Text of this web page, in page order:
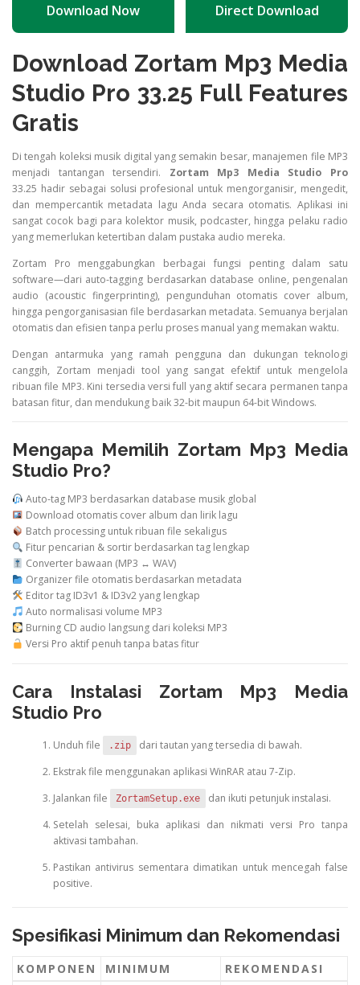
Download Now Direct Download
Download Zortam Mp3 Media
Studio Pro 33.25 Full Features
Gratis
Ditengah koleksi musik digitalyang semakin besar, manajemen file MP3
menjadi tantangantersendiri. Zortam Mp3 Media Studio Pro
33.25 hadir sebagai solusi profesional untuk mengorganisir, mengedit,
dan mempercantik metadata lagu Anda secara otomatis. Aplikasi ini
sangat cocok bagi para kolektor musik, podcaster, hingga pelaku radio
yang memerlukan ketertiban dalam pustaka audio mereka.
Zortam Pro menggabungkan berbagai fungsi penting dalam satu
software—dari auto-tagging berdasarkan database online, pengenalan
audio (acoustic fingerprinting), pengunduhan otomatis cover album,
hingga pengorganisasian file berdasarkan metadata. Semuanya berjalan
otomatis dan efisien tanpa perlu proses manual yang memakan waktu.
Dengan antarmuka yang ramah pengguna dan dukunganteknologi
canggih, Zortam menjadi tool yang sangat efektif untuk mengelola
ribuanfile MP3. Kini tersedia versifull yang aktif secara permanentanpa
batasan fitur, dan mendukung baik32-bit maupun 64-bitWindows.
Mengapa Memilih Zortam Mp3 Media
Studio Pro?
Auto-tag MP3 berdasarkan database musik global
Download otomatis cover album dan lirik lagu
Batch processing untuk ribuan file sekaligus
Fitur pencarian & sortir berdasarkan tag lengkap
Converter bawaan (MP3 ↔ WAV)
Organizerfile otomatis berdasarkan metadata
Editortag ID3v1 & ID3v2yang lengkap
Auto normalisasi volume MP3
Burning CD audio langsung dari koleksi MP3
Versi Pro aktif penuh tanpa batasfitur
Cara Instalasi Zortam Mp3 Media
Studio Pro
Unduh file .zip dari tautan yangtersedia di bawah.
Ekstrakfile menggunakan aplikasi WinRAR atau 7-Zip.
Jalankan file ZortamSetup.exe dan ikuti petunjuk instalasi.
Setelah selesai, buka aplikasi dan nikmati versi Pro tanpa
aktivasi tambahan.
Pastikan antivirus sementara dimatikan untuk mencegah false
positive.
Spesifikasi Minimum dan Rekomendasi
KOMPONEN MINIMUM REKOMENDASI